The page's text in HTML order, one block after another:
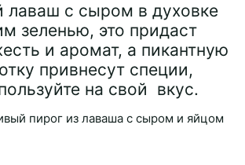
лаваш с сыром в духовке
зеленью, это придаст
и аромат, а пикантную
привнесут специи,
на свой вкус.